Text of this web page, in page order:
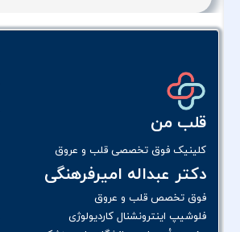
قلب من
کلینیک فوق تخصصی قلب و عروق
دکتر عبداله امیرفرهنگی
فوق تخصص قلب و عروق
فلوشیپ اینترونشنال کاردیولوژی